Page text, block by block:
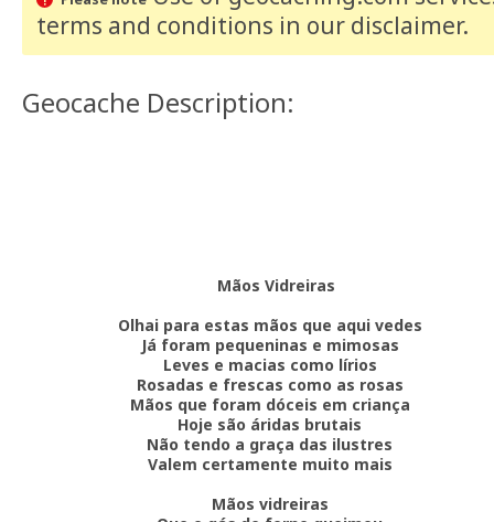
terms and conditions in our disclaimer.
Geocache Description:
Mãos Vidreiras
Olhai para estas mãos que aqui vedes
Já foram pequeninas e mimosas
Leves e macias como lírios
Rosadas e frescas como as rosas
Mãos que foram dóceis em criança
Hoje são áridas brutais
Não tendo a graça das ilustres
Valem certamente muito mais
Mãos vidreiras